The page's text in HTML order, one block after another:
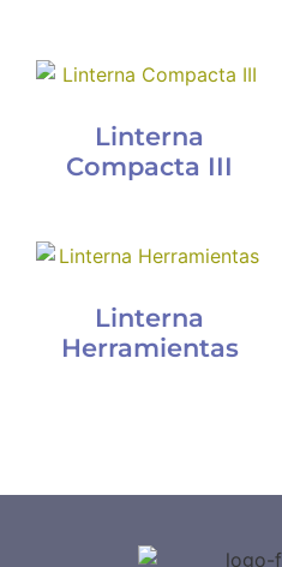
Linterna
Compacta III
Linterna
Herramientas